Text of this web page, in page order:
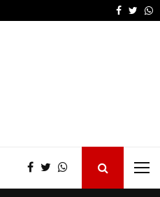
Azcué advirtió que